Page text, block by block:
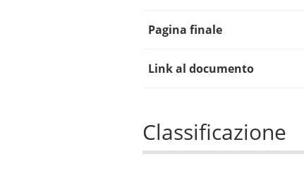
Pagina finale
Link al documento
Classificazione